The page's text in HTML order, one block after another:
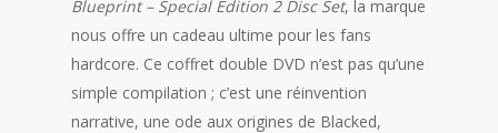
Blueprint – Special Edition 2 Disc Set, la marque
nous offre un cadeau ultime pour les fans
hardcore. Ce coffret double DVD n’est pas qu’une
simple compilation ; c’est une réinvention
narrative, une ode aux origines de Blacked,